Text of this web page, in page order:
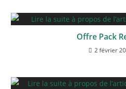
Offre Pack
2 février